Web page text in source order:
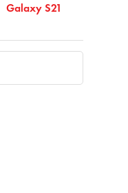
Galaxy S21